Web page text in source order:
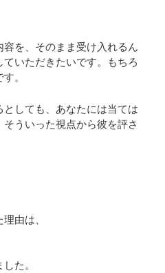
を、そのまま受け入れるん
いただきたいです。もちろ
。
しても、あなたには当ては
ういった視点から彼を評さ
由は、
た。